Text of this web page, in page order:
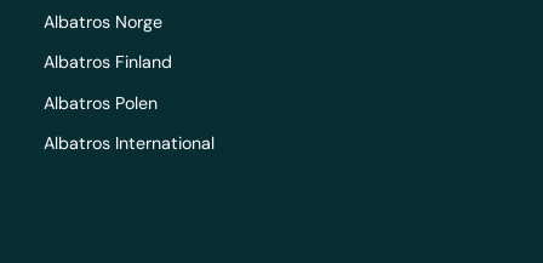
Albatros Norge
Albatros Finland
Albatros Polen
Albatros International